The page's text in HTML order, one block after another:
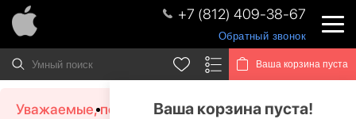
+7 (812) 409-38-67
Обратный звонок
Ваша корзина пуста
Ваша корзина пуста!
Уважаемые, посетители!